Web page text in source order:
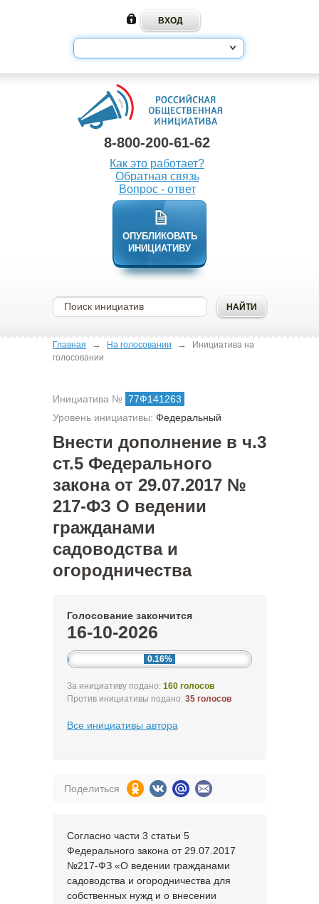
8-800-200-61-62
Как это работает?
Обратная связь
Вопрос - ответ
ОПУБЛИКОВАТЬ
ИНИЦИАТИВУ
Главная → На голосовании →
Инициатива на
голосовании
Инициатива № 77Ф141263
Уровень инициативы: Федеральный
Внести дополнение в ч.3
ст.5 Федерального
закона от 29.07.2017 №
217-ФЗ О ведении
гражданами
садоводства и
огородничества
Голосование закончится
16-10-2026
0.16%
За инициативу подано: 160 голосов
Против инициативы подано: 35 голосов
Все инициативы автора
Поделиться
Согласно части 3 статьи 5
Федерального закона от 29.07.2017
№217-ФЗ «О ведении гражданами
садоводства и огородничества для
собственных нужд и о внесении